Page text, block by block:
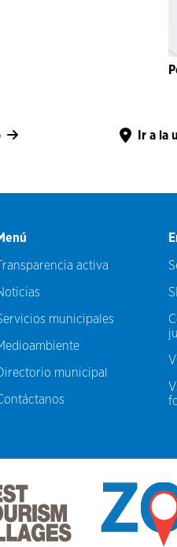
Ir a la
Transparencia activa
municipales
Directorio municipal
SII